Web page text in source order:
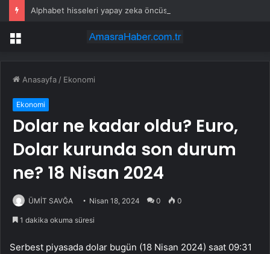
Menü
Anasayfa / Ekonomi
Ekonomi
Dolar ne kadar oldu? Euro,
Dolar kurunda son durum
ne? 18 Nisan 2024
ÜMİT SAVĞA Nisan 18, 2024 0 0
1 dakika okuma süresi
Serbest piyasada dolar bugün (18 Nisan 2024) saat 09:31